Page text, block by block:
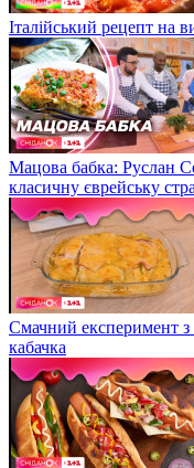
Італійський рецепт на
Мацова бабка: Руслан
класичну єврейську
Смачний експеримент з
кабачка